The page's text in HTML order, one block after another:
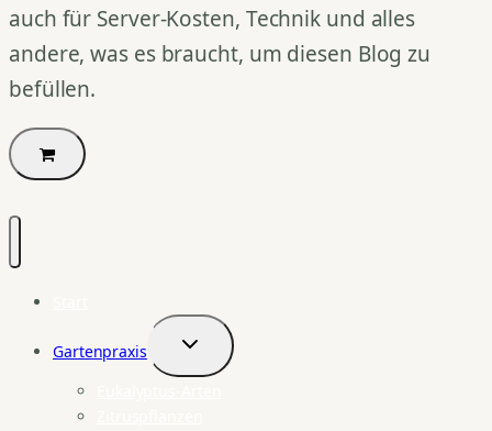
auch für Server-Kosten, Technik und alles
andere, was es braucht, um diesen Blog zu
befüllen.
Gartenpraxis
Untermenü
umschalten